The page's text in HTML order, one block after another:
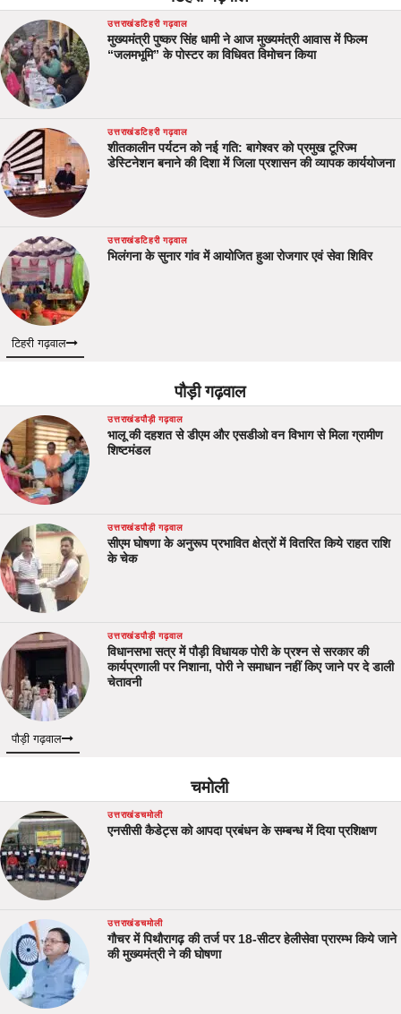
उत्तराखंडटिहरी गढ़वाल
मुख्यमंत्री पुष्कर सिंह धामी ने आज मुख्यमंत्री आवास में फिल्म
“जलमभूमि” के पोस्टर का विधिवत विमोचन किया
उत्तराखंडटिहरी गढ़वाल
शीतकालीन पर्यटन को नई गति: बागेश्वर को प्रमुख टूरिज्म
डेस्टिनेशन बनाने की दिशा में जिला प्रशासन की व्यापक कार्ययोजना
उत्तराखंडटिहरी गढ़वाल
भिलंगना के सुनार गांव में आयोजित हुआ रोजगार एवं सेवा शिविर
टिहरी गढ़वाल
पौड़ी गढ़वाल
उत्तराखंडपौड़ी गढ़वाल
भालू की दहशत से डीएम और एसडीओ वन विभाग से मिला ग्रामीण
शिष्टमंडल
उत्तराखंडपौड़ी गढ़वाल
सीएम घोषणा के अनुरूप प्रभावित क्षेत्रों में वितरित किये राहत राशि
के चेक
उत्तराखंडपौड़ी गढ़वाल
विधानसभा सत्र में पौड़ी विधायक पोरी के प्रश्न से सरकार की
कार्यप्रणाली पर निशाना, पोरी ने समाधान नहीं किए जाने पर दे डाली
चेतावनी
पौड़ी गढ़वाल
चमोली
उत्तराखंडचमोली
एनसीसी कैडेट्स को आपदा प्रबंधन के सम्बन्ध में दिया प्रशिक्षण
उत्तराखंडचमोली
गौचर में पिथौरागढ़ की तर्ज पर 18-सीटर हेलीसेवा प्रारम्भ किये जाने
की मुख्यमंत्री ने की घोषणा